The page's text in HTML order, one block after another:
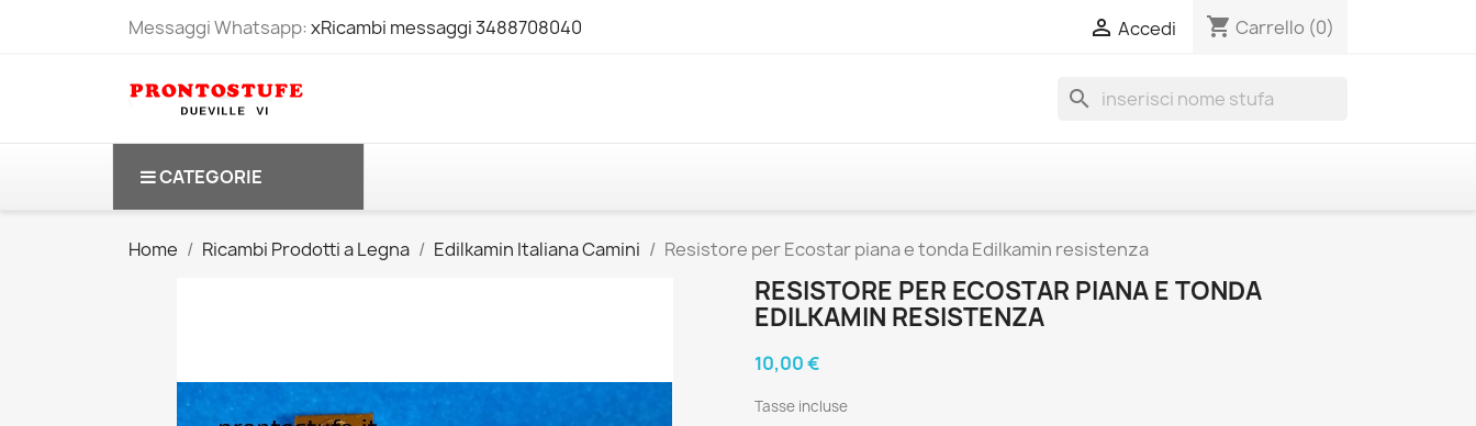
Messaggi Whatsapp:xRicambi messaggi 3488708040  Accedi shopping_cart Carrello (0)
search
CATEGORIE
Home Ricambi Prodotti a Legna Edilkamin Italiana Camini Resistore per Ecostar piana e tonda Edilkamin resistenza
RESISTORE PER ECOSTAR PIANA E TONDA
EDILKAMIN RESISTENZA
10,00 €
Tasse incluse